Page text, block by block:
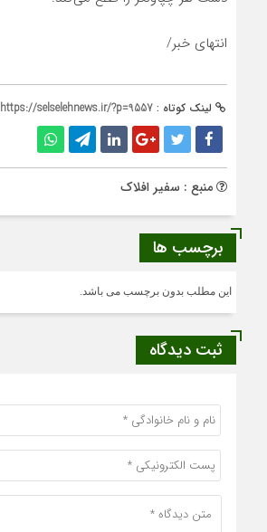
انتهای خبر/
لینک کوتاه : https://selselehnews.ir/?p=9557
منبع : سفیر افلاک
برچسب ها
این مطلب بدون برچسب می باشد.
ثبت دیدگاه